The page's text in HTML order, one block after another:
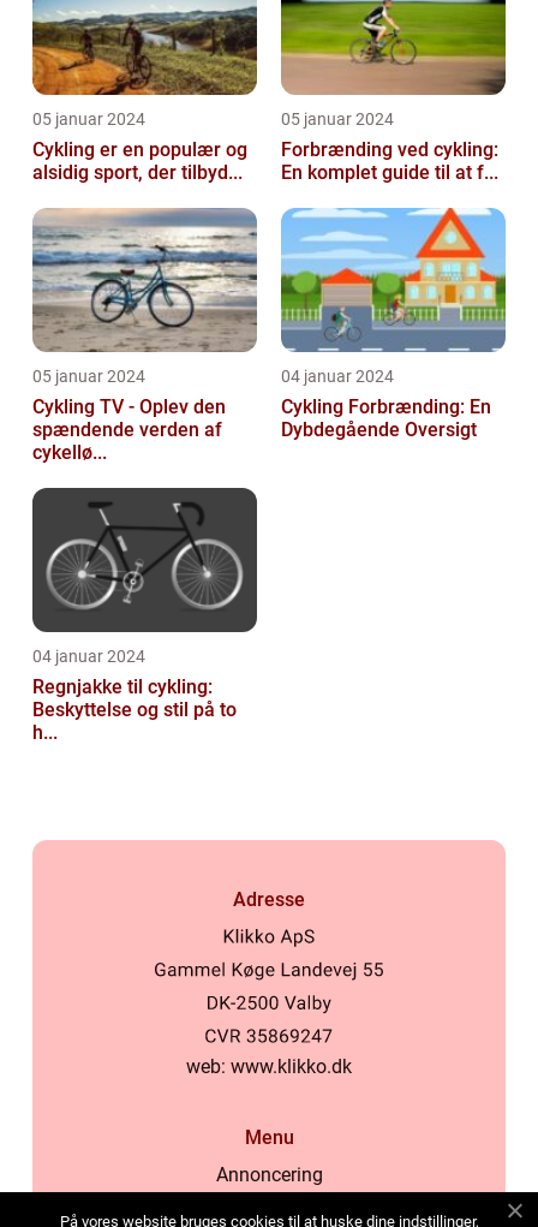
05 januar 2024
Cykling er en populær og
alsidig sport, der tilbyd...
05 januar 2024
Forbrænding ved cykling:
En komplet guide til at f...
05 januar 2024
Cykling TV - Oplev den
spændende verden af
cykellø...
04 januar 2024
Cykling Forbrænding: En
Dybdegående Oversigt
04 januar 2024
Regnjakke til cykling:
Beskyttelse og stil på to
h...
Adresse
web: www.klikko.dk
Menu
Annoncering
På vores website bruges cookies til at huske dine indstillinger,